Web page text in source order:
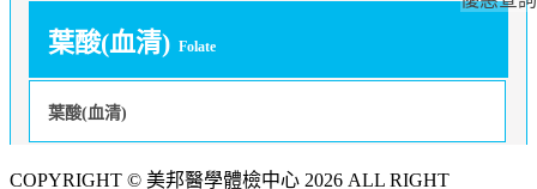
葉酸(血清) Folate
葉酸(血清)
COPYRIGHT © 美邦醫學體檢中心 2026 ALL RIGHT